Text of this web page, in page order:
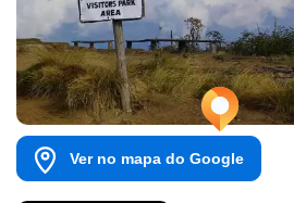
Ver no mapa do Google